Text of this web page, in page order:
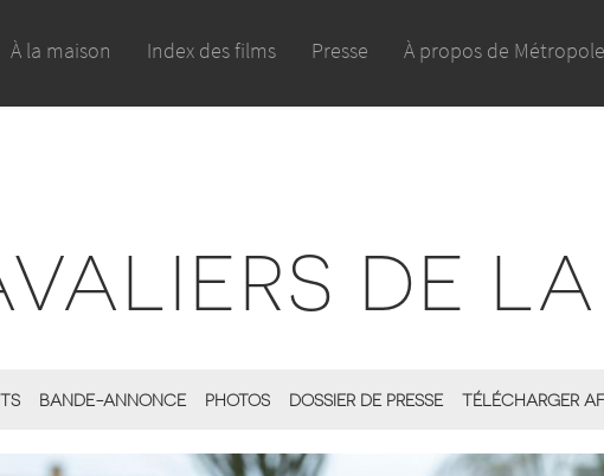
À la maison Index des films Presse À propos de
DE
BANDE-ANNONCE PHOTOS DOSSIER DE PRESSE TÉLÉCHARGER